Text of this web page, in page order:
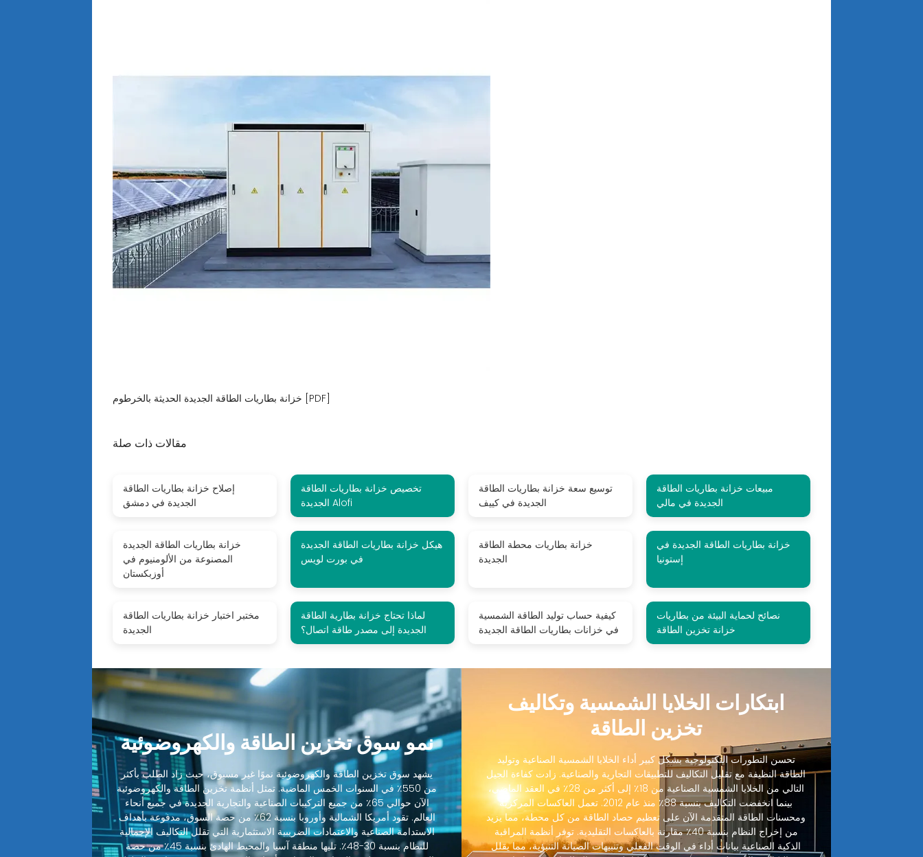
خزانة بطاريات الطاقة الجديدة الحديثة بالخرطوم [PDF]
مقالات ذات صلة
إصلاح خزانة بطاريات الطاقة
الجديدة في دمشق
تخصيص خزانة بطاريات الطاقة
الجديدة Alofi
توسيع سعة خزانة بطاريات الطاقة
الجديدة في كييف
مبيعات خزانة بطاريات الطاقة
الجديدة في مالي
خزانة بطاريات الطاقة الجديدة
المصنوعة من الألومنيوم في
أوزبكستان
هيكل خزانة بطاريات الطاقة الجديدة
في بورت لويس
خزانة بطاريات محطة الطاقة
الجديدة
خزانة بطاريات الطاقة الجديدة في
إستونيا
مختبر اختبار خزانة بطاريات الطاقة
الجديدة
لماذا تحتاج خزانة بطارية الطاقة
الجديدة إلى مصدر طاقة اتصال؟
كيفية حساب توليد الطاقة الشمسية
في خزانات بطاريات الطاقة الجديدة
نصائح لحماية البيئة من بطاريات
خزانة تخزين الطاقة
نمو سوق تخزين الطاقة والكهروضوئية
يشهد سوق تخزين الطاقة والكهروضوئية نموًا غير مسبوق، حيث زاد الطلب بأكثر
من 550٪ في السنوات الخمس الماضية. تمثل أنظمة تخزين الطاقة والكهروضوئية
الآن حوالي 65٪ من جميع التركيبات الصناعية والتجارية الجديدة في جميع أنحاء
العالم. تقود أمريكا الشمالية وأوروبا بنسبة 62٪ من حصة السوق، مدفوعة بأهداف
الاستدامة الصناعية والاعتمادات الضريبية الاستثمارية التي تقلل التكاليف الإجمالية
للنظام بنسبة 30-48٪. تليها منطقة آسيا والمحيط الهادئ بنسبة 45٪ من حصة
ابتكارات الخلايا الشمسية وتكاليف
تخزين الطاقة
تحسن التطورات التكنولوجية بشكل كبير أداء الخلايا الشمسية الصناعية وتوليد
الطاقة النظيفة مع تقليل التكاليف للتطبيقات التجارية والصناعية. زادت كفاءة الجيل
التالي من الخلايا الشمسية الصناعية من 18٪ إلى أكثر من 28٪ في العقد الماضي،
بينما انخفضت التكاليف بنسبة 88٪ منذ عام 2012. تعمل العاكسات المركزية
ومحسنات الطاقة المتقدمة الآن على تعظيم حصاد الطاقة من كل محطة، مما يزيد
من إخراج النظام بنسبة 40٪ مقارنة بالعاكسات التقليدية. توفر أنظمة المراقبة
الذكية الصناعية بيانات أداء في الوقت الفعلي وتنبيهات الصيانة التنبؤية، مما يقلل